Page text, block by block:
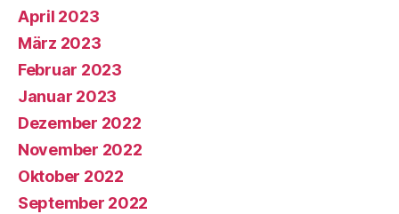
April 2023
März 2023
Februar 2023
Januar 2023
Dezember 2022
November 2022
Oktober 2022
September 2022